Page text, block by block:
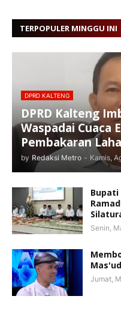
TERPOPULER MINGGU INI
DPRD KALTENG
DPRD Kalteng
Waspadai Cuaca
Pembakaran
by Redaksi Metro - Kamis,
Bupati
Senin,
Jumat,